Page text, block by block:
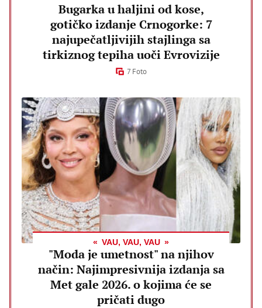
Bugarka u haljini od kose,
gotičko izdanje Crnogorke: 7
najupečatljivijih stajlinga sa
tirkiznog tepiha uoči Evrovizije
7 Foto
VAU, VAU, VAU
"Moda je umetnost" na njihov
način: Najimpresivnija izdanja sa
Met gale 2026. o kojima će se
pričati dugo